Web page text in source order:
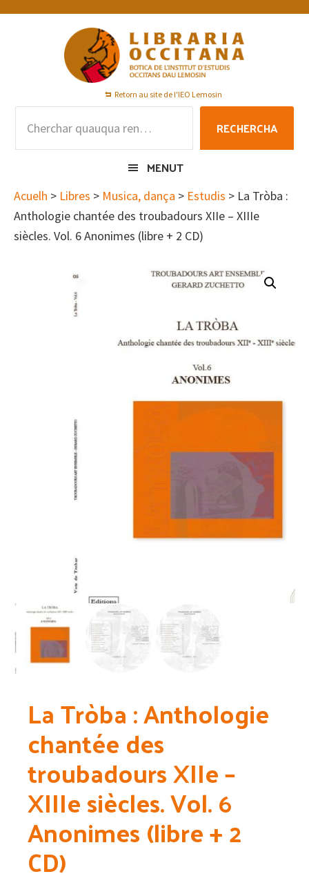
Skip
Skip
Skip
Retorn au site de l'IEO Lemosin
RECHERCHA
MENUT
Acuelh > Libres > Musica, dança > Estudis > La Tròba :
Anthologie chantée des troubadours XIIe – XIIIe
siècles. Vol. 6 Anonimes (libre + 2 CD)
La Tròba : Anthologie
chantée des
troubadours XIIe –
XIIIe siècles. Vol. 6
Anonimes (libre + 2
CD)